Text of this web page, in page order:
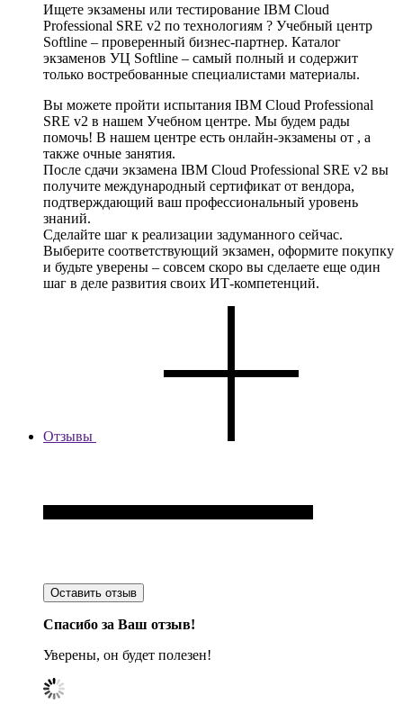
Ищете экзамены или тестирование IBM Cloud
Professional SRE v2 по технологиям ? Учебный центр
Softline – проверенный бизнес-партнер. Каталог
экзаменов УЦ Softline – самый полный и содержит
только востребованные специалистами материалы.
Вы можете пройти испытания IBM Cloud Professional
SRE v2 в нашем Учебном центре. Мы будем рады
помочь! В нашем центре есть онлайн-экзамены от , а
также очные занятия.
После сдачи экзамена IBM Cloud Professional SRE v2 вы
получите международный сертификат от вендора,
подтверждающий ваш профессиональный уровень
знаний.
Сделайте шаг к реализации задуманного сейчас.
Выберите соответствующий экзамен, оформите покупку
и будьте уверены – совсем скоро вы сделаете еще один
шаг в деле развития своих ИТ-компетенций.
Отзывы
Оставить отзыв
Спасибо за Ваш отзыв!
Уверены, он будет полезен!